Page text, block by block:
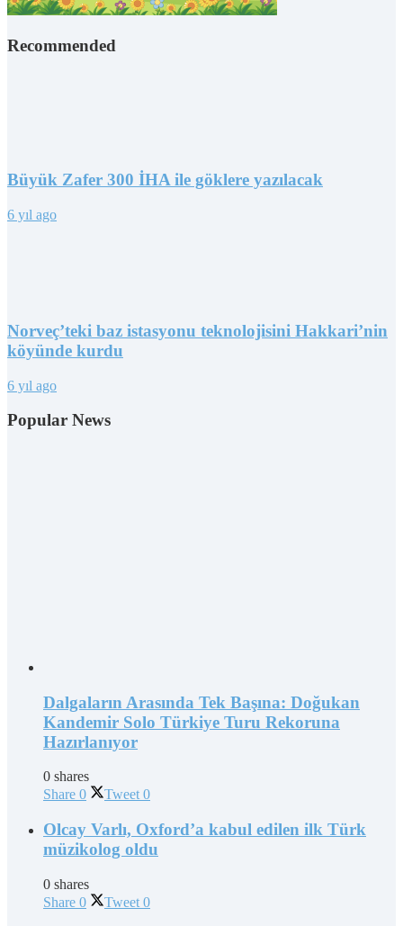
Recommended
Büyük Zafer 300 İHA ile göklere yazılacak
6 yıl ago
Norveç’teki baz istasyonu teknolojisini Hakkari’nin
köyünde kurdu
6 yıl ago
Popular News
Dalgaların Arasında Tek Başına: Doğukan
Kandemir Solo Türkiye Turu Rekoruna
Hazırlanıyor
0 shares
Share 0 Tweet 0
Olcay Varlı, Oxford’a kabul edilen ilk Türk
müzikolog oldu
0 shares
Share 0 Tweet 0